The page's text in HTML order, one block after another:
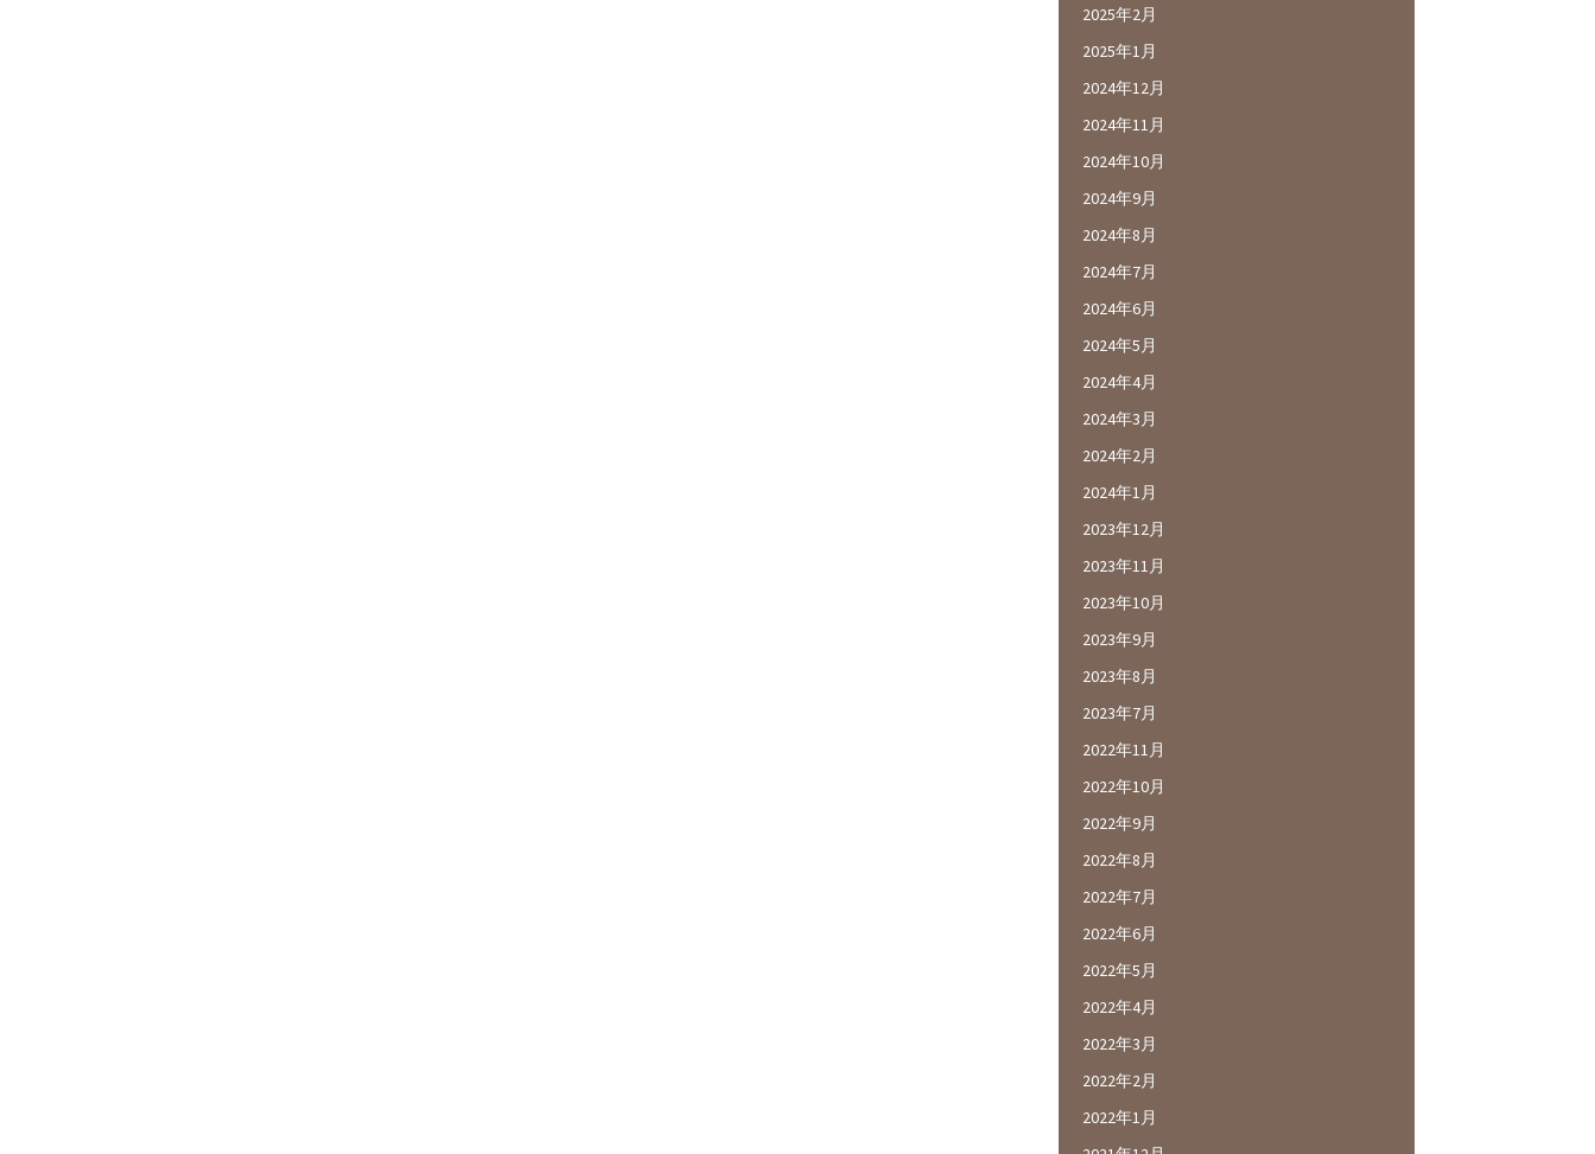
2025年2月
2025年1月
2024年12月
2024年11月
2024年10月
2024年9月
2024年8月
2024年7月
2024年6月
2024年5月
2024年4月
2024年3月
2024年2月
2024年1月
2023年12月
2023年11月
2023年10月
2023年9月
2023年8月
2023年7月
2022年11月
2022年10月
2022年9月
2022年8月
2022年7月
2022年6月
2022年5月
2022年4月
2022年3月
2022年2月
2022年1月